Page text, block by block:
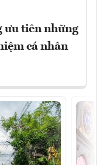
ưu tiên những
cá nhân